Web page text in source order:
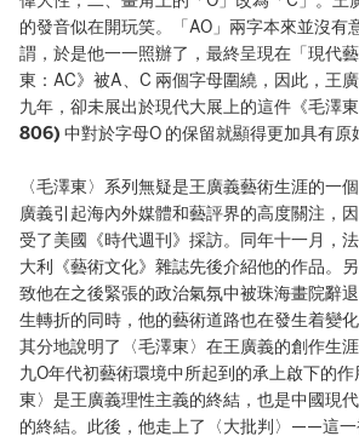
的發音似在開玩笑。「AO」兩字本來並沒有
謂，於是他一一照辦了，最終呈現在「現代
東：AC》被A、C 兩個字母圍繞，因此，王
九年，卻未展出於現代大展上的這件《毛澤東
806) 中對於字母O 的保留就顯得更加具有原
〈毛澤東〉系列無疑是王廣義藝術生涯的一
廣義引起海內外媒體和藝評界的高度關注，
受了美國《時代週刊》採訪。同年十一月，
大利《藝術文化》雜誌先後介紹他的作品。
致他在之後緊張的政治氣氛中被珠海畫院辭
生轉折的同時，他的藝術道路也在發生着變
其分地說明了〈毛澤東〉在王廣義的創作生
九O年代初藝術環境中所起到的承上啟下的
東〉是王廣義理性主義的終結，也是中國現
的終結。此後，他走上了〈大批判〉——這一